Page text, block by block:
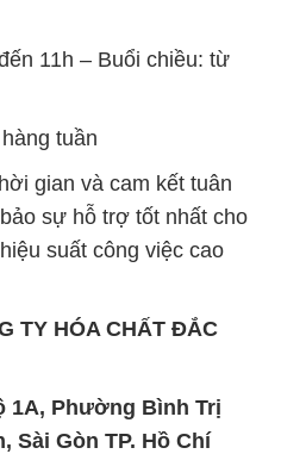
11h – Buổi chiều: từ
tuần
gian và cam kết tuân
sự hỗ trợ tốt nhất cho
suất công việc cao
TY HÓA CHẤT ĐẮC
1A, Phường Bình Trị
Sài Gòn TP. Hồ Chí